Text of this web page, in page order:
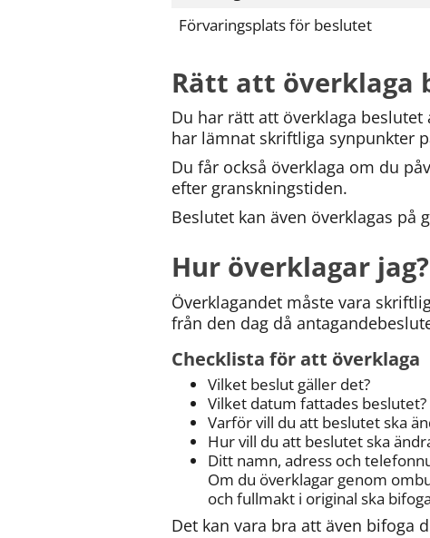
Förvaringsplats för beslutet
Rätt att överklaga
Du har rätt att överklaga
har lämnat skriftliga synpunkter
Du får också överklaga om du
efter granskningstiden.
Beslutet kan även överklagas
Hur överklagar jag?
Överklagandet måste vara
från den dag då
Checklista för att överklaga
Vilket beslut gäller det?
Vilket datum fattades beslutet?
Varför vill du att beslutet ska
Hur vill du att beslutet ska
Ditt namn, adress och
Om du överklagar genom
och fullmakt i original ska
Det kan vara bra att även bifoga